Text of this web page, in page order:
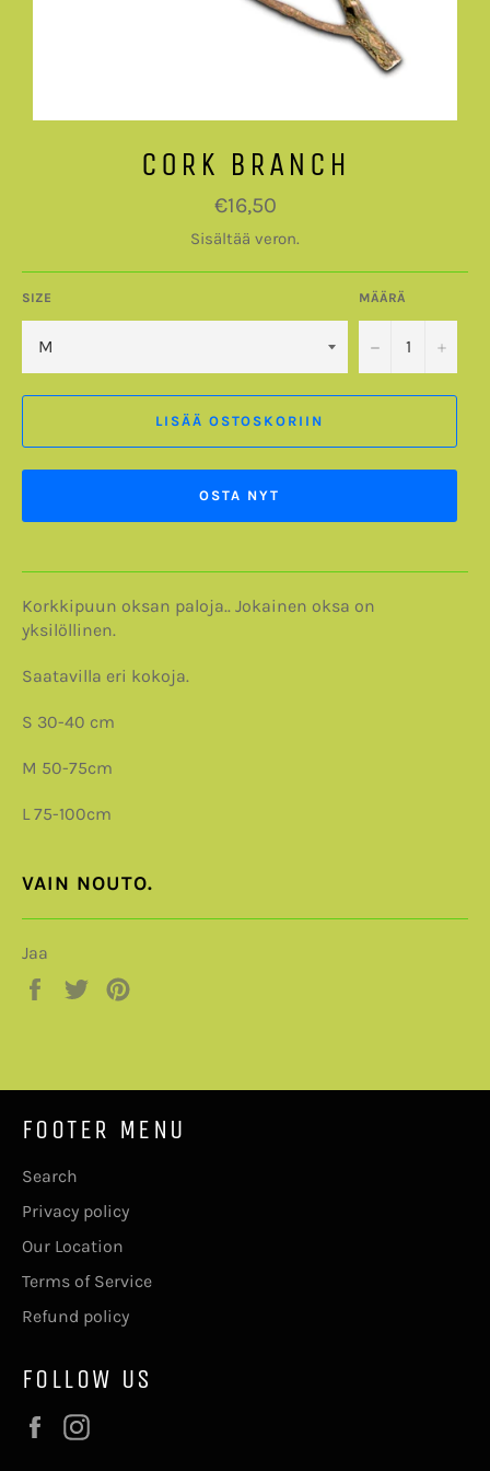
CORK BRANCH
Normaalihinta
€16,50
Sisältää veron.
SIZE MÄÄRÄ
− +
LISÄÄ OSTOSKORIIN
OSTA NYT
Korkkipuun oksan paloja.. Jokainen oksa on
yksilöllinen.
Saatavilla eri kokoja.
S 30-40 cm
M 50-75cm
L 75-100cm
VAIN NOUTO.
Jaa
Jaa
Twiittaa
FOOTER MENU
Search
Privacy policy
Our Location
Terms of Service
Refund policy
FOLLOW US
Facebook